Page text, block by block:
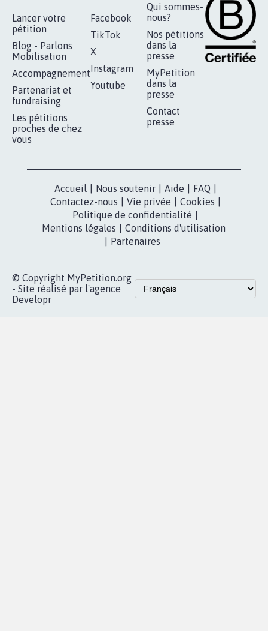
Lancer votre
pétition
Blog - Parlons
Mobilisation
Accompagnement
Partenariat et
fundraising
Les pétitions
proches de chez
vous
Facebook
TikTok
X
Instagram
Youtube
Qui sommes-
nous?
Nos pétitions
dans la
presse
MyPetition
dans la
presse
Contact
presse
Accueil Nous soutenir Aide FAQ
Contactez-nous
Vie privée Cookies
Politique de confidentialité
Mentions légales
Conditions d'utilisation
Partenaires
© Copyright MyPetition.org
- Site réalisé par l'agence
Developr